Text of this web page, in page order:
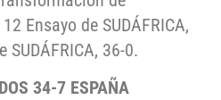
Ensayo de SUDÁFRICA,
36-0.
34-7 ESPAÑA